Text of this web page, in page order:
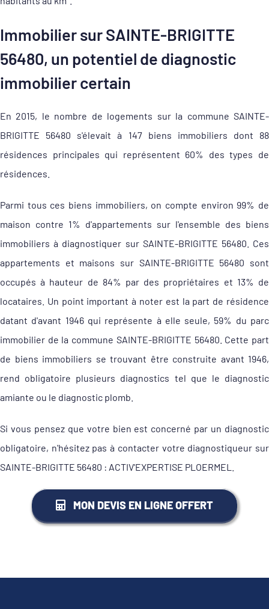
Immobilier sur SAINTE-BRIGITTE
56480, un potentiel de diagnostic
immobilier certain
En 2015, le nombre de logements sur la commune SAINTE-
BRIGITTE 56480 s'élevait à 147 biens immobiliers dont 88
résidences principales qui représentent 60% des types de
résidences.
Parmi tous ces biens immobiliers, on compte environ 99% de
maison contre 1% d'appartements sur l'ensemble des biens
immobiliers à diagnostiquer sur SAINTE-BRIGITTE 56480. Ces
appartements et maisons sur SAINTE-BRIGITTE 56480 sont
occupés à hauteur de 84% par des propriétaires et 13% de
locataires. Un point important à noter est la part de résidence
datant d'avant 1946 qui représente à elle seule, 59% du parc
immobilier de la commune SAINTE-BRIGITTE 56480. Cette part
de biens immobiliers se trouvant être construite avant 1946,
rend obligatoire plusieurs diagnostics tel que le diagnostic
amiante ou le diagnostic plomb.
Si vous pensez que votre bien est concerné par un diagnostic
obligatoire, n'hésitez pas à contacter votre diagnostiqueur sur
SAINTE-BRIGITTE 56480 : ACTIV'EXPERTISE PLOERMEL.
MON DEVIS EN LIGNE OFFERT